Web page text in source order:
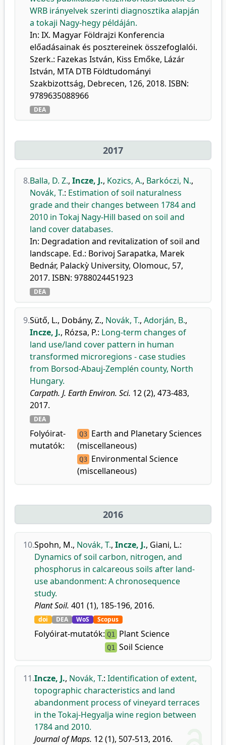
WRB irányelvek szerinti diagnosztika alapján
a tokaji Nagy-hegy példáján.
In: IX. Magyar Földrajzi Konferencia
előadásainak és posztereinek összefoglalói.
Szerk.: Fazekas István, Kiss Emőke, Lázár
István, MTA DTB Földtudományi
Szakbizottság, Debrecen, 126, 2018. ISBN:
9789635088966
DEA
2017
8.Balla, D. Z., Incze, J., Kozics, A., Barkóczi, N.,
Novák, T.: Estimation of soil naturalness
grade and their changes between 1784 and
2010 in Tokaj Nagy-Hill based on soil and
land cover databases.
In: Degradation and revitalization of soil and
landscape. Ed.: Borivoj Sarapatka, Marek
Bednár, Palackỳ University, Olomouc, 57,
2017. ISBN: 9788024451923
DEA
9.Sütő, L., Dobány, Z., Novák, T., Adorján, B.,
Incze, J., Rózsa, P.: Long-term changes of
land use/land cover pattern in human
transformed microregions - case studies
from Borsod-Abauj-Zemplén county, North
Hungary.
Carpath. J. Earth Environ. Sci. 12 (2), 473-483,
2017.
DEA
Folyóirat-
mutatók:
Q3 Earth and Planetary Sciences
(miscellaneous)
Q3 Environmental Science
(miscellaneous)
2016
10.Spohn, M., Novák, T., Incze, J., Giani, L.:
Dynamics of soil carbon, nitrogen, and
phosphorus in calcareous soils after land-
use abandonment: A chronosequence
study.
Plant Soil. 401 (1), 185-196, 2016.
doi DEA WoS Scopus
Folyóirat-mutatók: Q1 Plant Science
Q1 Soil Science
11.Incze, J., Novák, T.: Identification of extent,
topographic characteristics and land
abandonment process of vineyard terraces
in the Tokaj-Hegyalja wine region between
1784 and 2010.
Journal of Maps. 12 (1), 507-513, 2016.